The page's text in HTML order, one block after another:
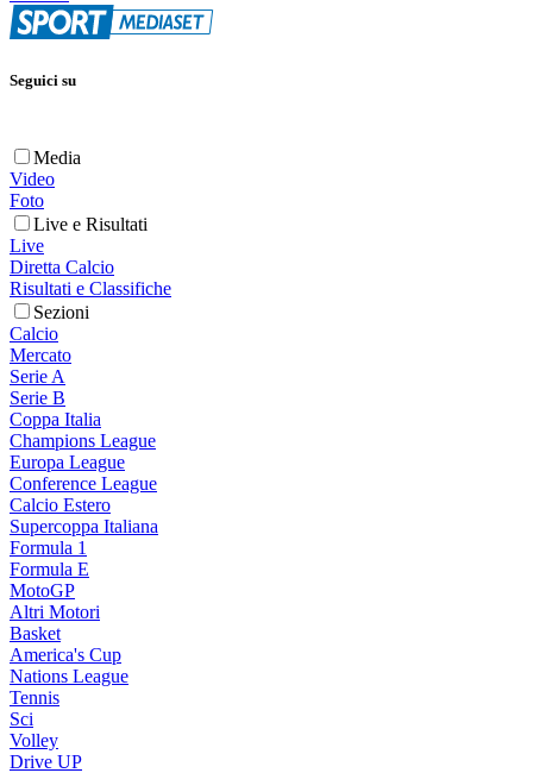
Seguici su
Media
Video
Foto
Live e Risultati
Live
Diretta Calcio
Risultati e Classifiche
Sezioni
Calcio
Mercato
Serie A
Serie B
Coppa Italia
Champions League
Europa League
Conference League
Calcio Estero
Supercoppa Italiana
Formula 1
Formula E
MotoGP
Altri Motori
Basket
America's Cup
Nations League
Tennis
Sci
Volley
Drive UP